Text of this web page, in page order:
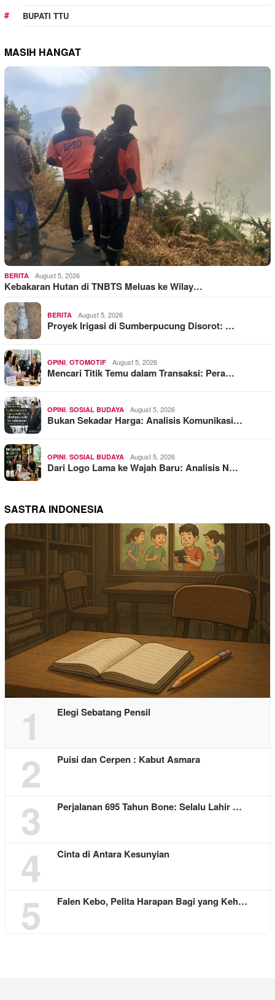
BUPATI TTU
MASIH HANGAT
BERITA August 5, 2026
Kebakaran Hutan di TNBTS Meluas ke Wilay…
BERITA August 5, 2026
Proyek Irigasi di Sumberpucung Disorot: …
OPINI, OTOMOTIF August 5, 2026
Mencari Titik Temu dalam Transaksi: Pera…
OPINI, SOSIAL BUDAYA August 5, 2026
Bukan Sekadar Harga: Analisis Komunikasi…
OPINI, SOSIAL BUDAYA August 5, 2026
Dari Logo Lama ke Wajah Baru: Analisis N…
SASTRA INDONESIA
1 Elegi Sebatang Pensil
2 Puisi dan Cerpen : Kabut Asmara
3 Perjalanan 695 Tahun Bone: Selalu Lahir …
4 Cinta di Antara Kesunyian
5 Falen Kebo, Pelita Harapan Bagi yang Keh…